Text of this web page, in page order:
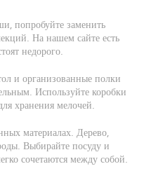
попробуйте заменить
На нашем сайте есть
недорого.
и организованные полки
Используйте коробки
хранения мелочей.
материалах. Дерево,
Выбирайте посуду и
сочетаются между собой.